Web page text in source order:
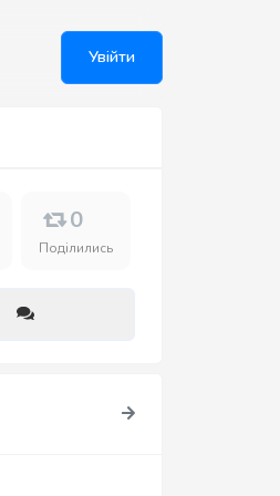
Увійти
0
Поділились